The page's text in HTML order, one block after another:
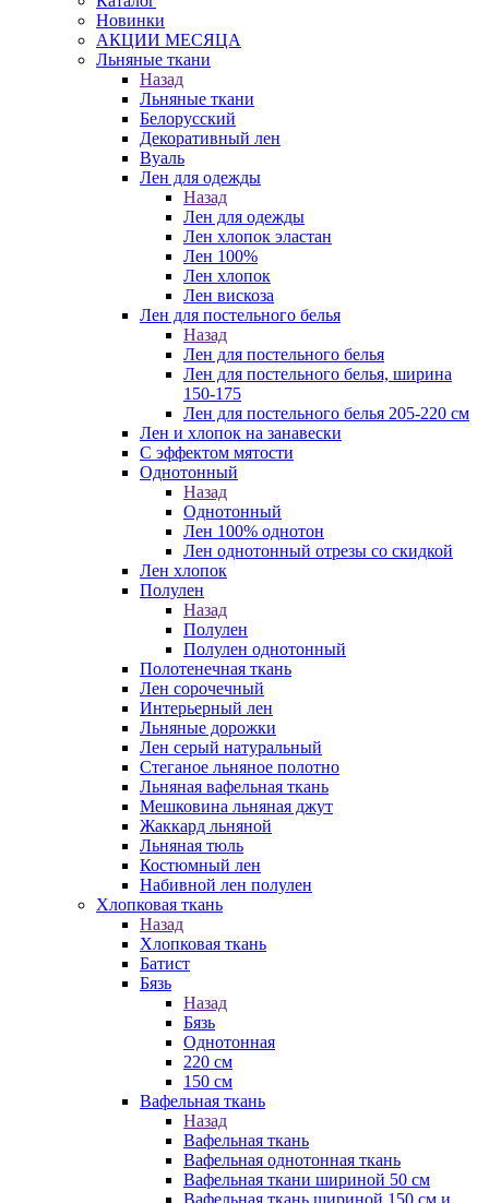
Новинки
АКЦИИ МЕСЯЦА
Льняные ткани
Назад
Льняные ткани
Белорусский
Декоративный лен
Вуаль
Лен для одежды
Назад
Лен для одежды
Лен хлопок эластан
Лен 100%
Лен хлопок
Лен вискоза
Лен для постельного белья
Назад
Лен для постельного белья
Лен для постельного белья, ширина
150-175
Лен для постельного белья 205-220 см
Лен и хлопок на занавески
С эффектом мятости
Однотонный
Назад
Однотонный
Лен 100% однотон
Лен однотонный отрезы со скидкой
Лен хлопок
Полулен
Назад
Полулен
Полулен однотонный
Полотенечная ткань
Лен сорочечный
Интерьерный лен
Льняные дорожки
Лен серый натуральный
Стеганое льняное полотно
Льняная вафельная ткань
Мешковина льняная джут
Жаккард льняной
Льняная тюль
Костюмный лен
Набивной лен полулен
Хлопковая ткань
Назад
Хлопковая ткань
Батист
Бязь
Назад
Бязь
Однотонная
220 см
150 см
Вафельная ткань
Назад
Вафельная ткань
Вафельная однотонная ткань
Вафельная ткани шириной 50 см
Вафельная ткань шириной 150 см и